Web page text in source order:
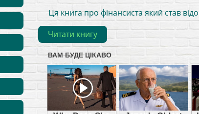
Ця книга про фінансиста який став
Читати книгу